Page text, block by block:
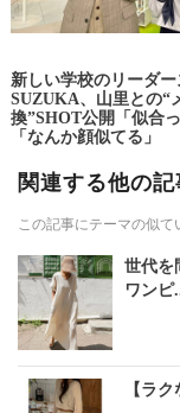
新しい学校のリーダー
SUZUKA、山里との“
換”SHOT公開「似合っ
「なんか顔似てる」
関連する他の記
この記事にテーマの似て
世代を
ワンピ
【ラ